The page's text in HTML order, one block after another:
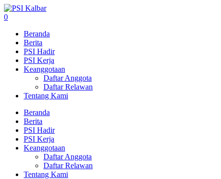
0
Beranda
Berita
PSI Hadir
PSI Kerja
Keanggotaan
Daftar Anggota
Daftar Relawan
Tentang Kami
Beranda
Berita
PSI Hadir
PSI Kerja
Keanggotaan
Daftar Anggota
Daftar Relawan
Tentang Kami